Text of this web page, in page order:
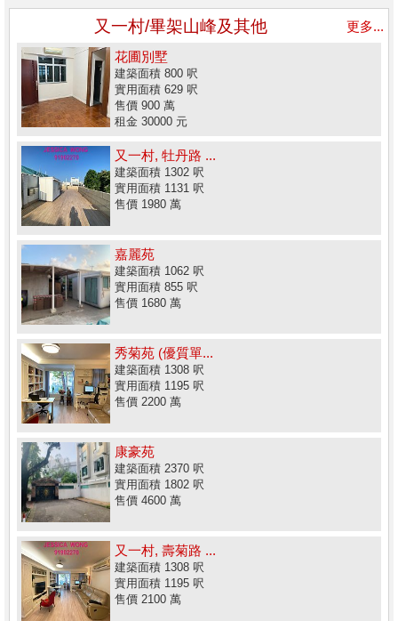
又一村/畢架山峰及其他
更多...
花圃別墅
建築面積 800 呎
實用面積 629 呎
售價 900 萬
租金 30000 元
又一村, 牡丹路 ...
建築面積 1302 呎
實用面積 1131 呎
售價 1980 萬
嘉麗苑
建築面積 1062 呎
實用面積 855 呎
售價 1680 萬
秀菊苑 (優質單...
建築面積 1308 呎
實用面積 1195 呎
售價 2200 萬
康豪苑
建築面積 2370 呎
實用面積 1802 呎
售價 4600 萬
又一村, 壽菊路 ...
建築面積 1308 呎
實用面積 1195 呎
售價 2100 萬